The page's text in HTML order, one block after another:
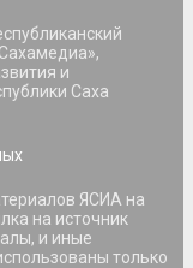
и
Саха
ЯСИА на
на источник
и иные
только